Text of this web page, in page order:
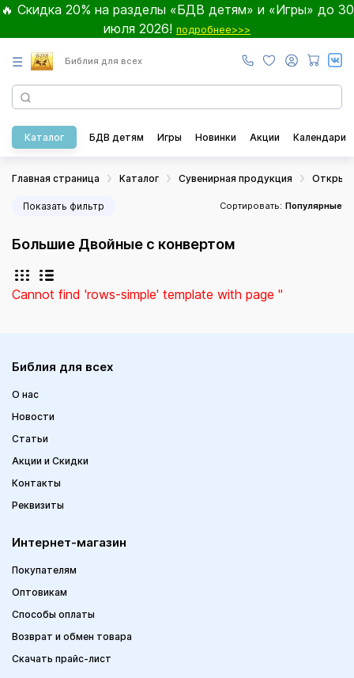
🔥 Скидка 20% на разделы «БДВ детям» и «Игры» до 30
июля 2026! подробнее>>>
☰ Библия для всех
Каталог БДВ детям Игры Новинки Акции Календари
Главная страница Каталог Сувенирная продукция
Показать фильтр Сортировать: Популярные
Большие Двойные с конвертом
Cannot find 'rows-simple' template with page ''
Библия для всех
О нас
Новости
Статьи
Акции и Скидки
Контакты
Реквизиты
Интернет-магазин
Покупателям
Оптовикам
Способы оплаты
Возврат и обмен товара
Скачать прайс-лист